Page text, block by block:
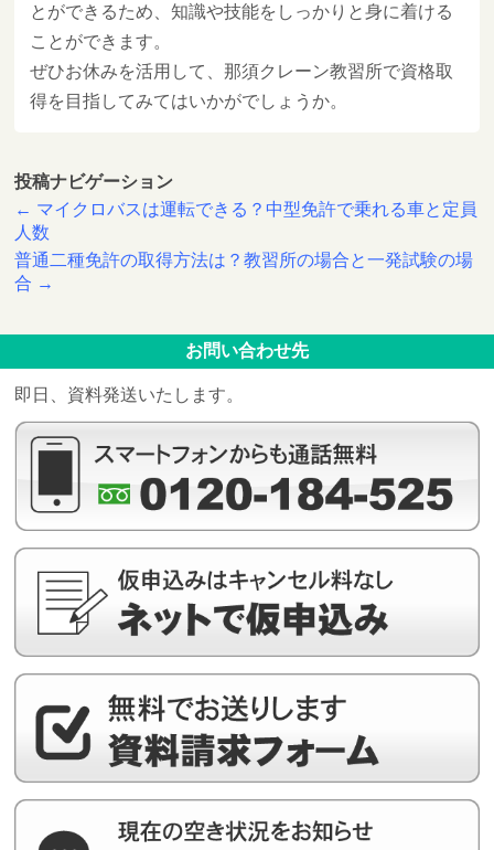
とができるため、知識や技能をしっかりと身に着ける
ことができます。
ぜひお休みを活用して、那須クレーン教習所で資格取
得を目指してみてはいかがでしょうか。
投稿ナビゲーション
← マイクロバスは運転できる？中型免許で乗れる車と定員
人数
普通二種免許の取得方法は？教習所の場合と一発試験の場
合 →
お問い合わせ先
即日、資料発送いたします。